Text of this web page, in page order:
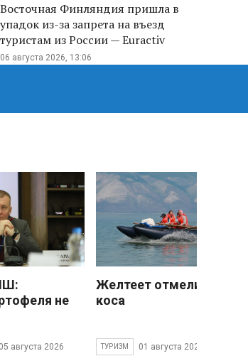
Восточная Финляндия пришла в
упадок из-за запрета на въезд
туристам из России — Euractiv
06 августа 2026, 13:06
не
05 августа 2026
Желтеет отмели
коса
ТУРИЗМ 01 августа 2026